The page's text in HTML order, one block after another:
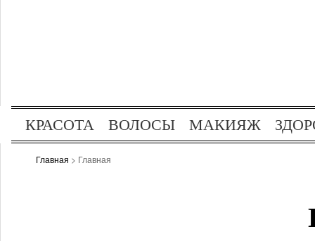
КРАСОТА ВОЛОСЫ МАКИЯЖ
Главная > Главная